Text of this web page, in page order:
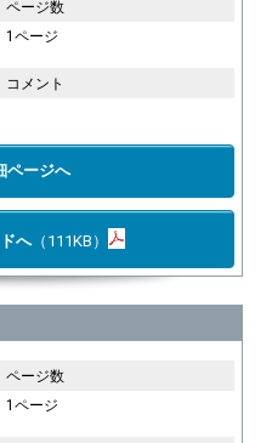
ページ数
1ページ
コメント
ページへ
へ（111KB）
ページ数
1ページ